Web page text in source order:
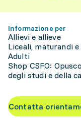
Informazione per
Allievi e allieve
Liceali, maturandi
Adulti
Shop CSFO:
degli studi e della
Contatta